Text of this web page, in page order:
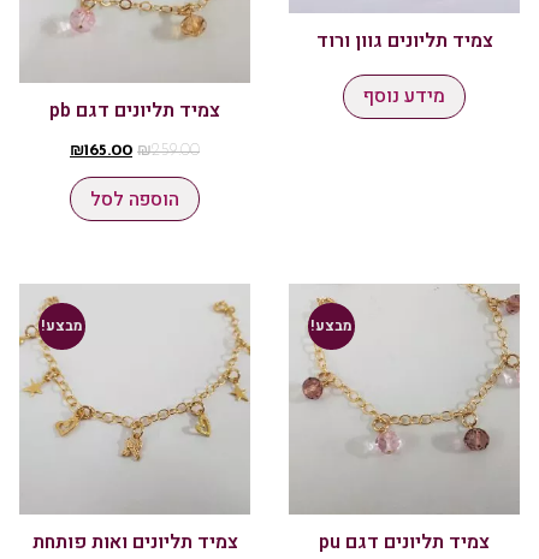
צמיד תליונים גוון ורוד
מידע נוסף
צמיד תליונים דגם pb
₪259.00
₪165.00
הוספה לסל
מבצע!
צמיד תליונים דגם pu
מבצע!
צמיד תליונים ואות פותחת